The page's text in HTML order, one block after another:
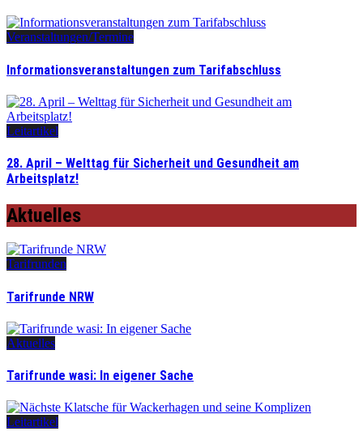
Veranstaltungen/Termine
Informationsveranstaltungen zum Tarifabschluss
Leitartikel
28. April – Welttag für Sicherheit und Gesundheit am
Arbeitsplatz!
Aktuelles
Tarifrunden
Tarifrunde NRW
Aktuelles
Tarifrunde wasi: In eigener Sache
Leitartikel